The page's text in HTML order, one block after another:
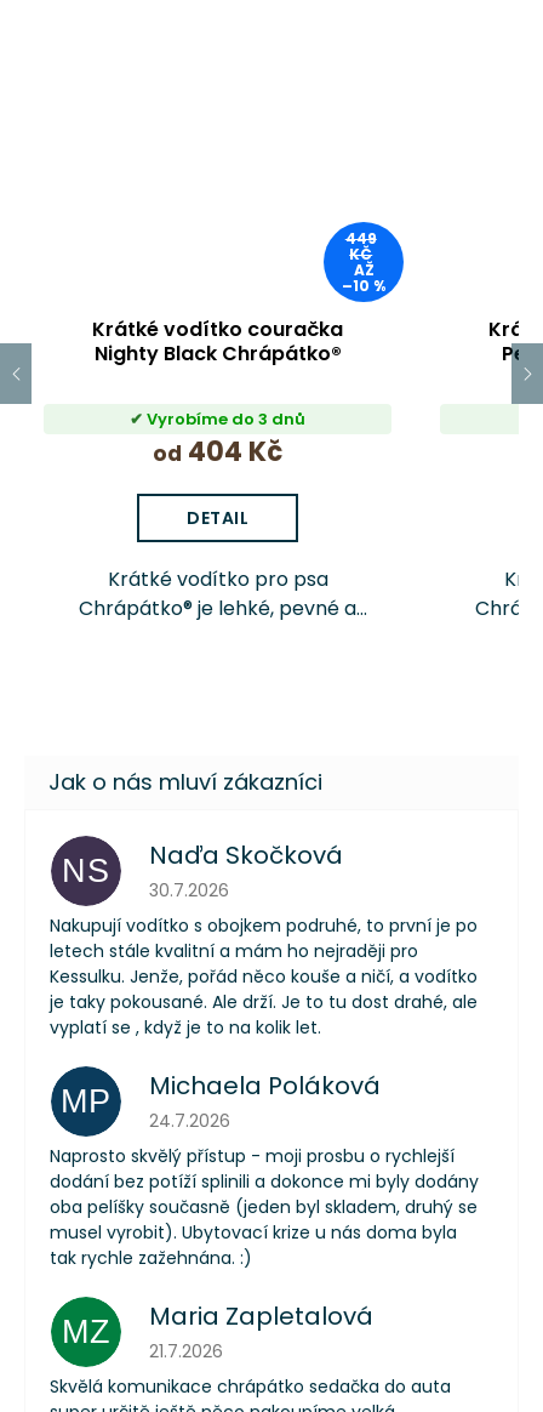
449
KČ
AŽ
–10 %
Krátké vodítko couračka
Nighty Black Chrápátko®
Vyrobíme do 3 dnů
od 404 Kč
DETAIL
Krátké vodítko pro psa
Chrápátko® je lehké, pevné a
NS Naďa Skočková
Hodnocení obchodu je 5 z 5 hvězdiček.
30.7.2026
Nakupují vodítko s obojkem podruhé, to první je po
letech stále kvalitní a mám ho nejraději pro
Kessulku. Jenže, pořád něco kouše a ničí, a vodítko
je taky pokousané. Ale drží. Je to tu dost drahé, ale
vyplatí se , když je to na kolik let.
MP Michaela Poláková
Hodnocení obchodu je 5 z 5 hvězdiček.
24.7.2026
Naprosto skvělý přístup - moji prosbu o rychlejší
dodání bez potíží splinili a dokonce mi byly dodány
oba pelíšky současně (jeden byl skladem, druhý se
musel vyrobit). Ubytovací krize u nás doma byla
tak rychle zažehnána. :)
MZ Maria Zapletalová
Hodnocení obchodu je 5 z 5 hvězdiček.
21.7.2026
Skvělá komunikace chrápátko sedačka do auta